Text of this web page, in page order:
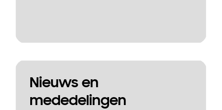
Nieuws en
mededelingen